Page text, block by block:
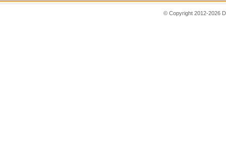
© Copyright 2012-2026